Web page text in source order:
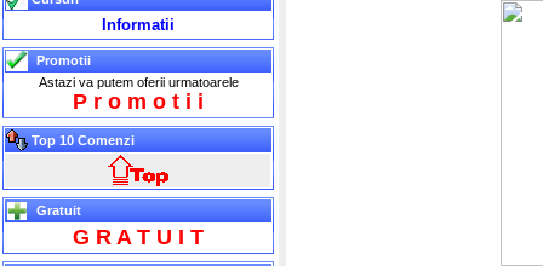
Informatii
Promotii
Astazi va putem oferii urmatoarele
P r o m o t i i
Top 10 Comenzi
Gratuit
G R A T U I T